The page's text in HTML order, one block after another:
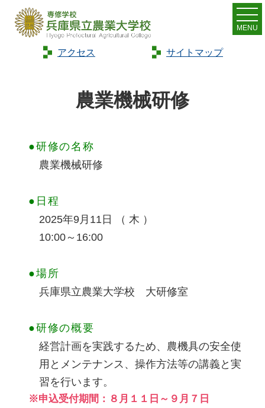
アクセス サイトマップ
MENU
Home> 新規就農者等研修 農業機械研修
農業機械研修
●研修の名称
農業機械研修
●⽇程
2025年9月11日 （ 木 ）
10:00～16:00
●場所
兵庫県立農業大学校 大研修室
●研修の概要
経営計画を実践するため、農機具の安全使
用とメンテナンス、操作方法等の講義と実
習を行います。
※申込受付期間：８月１１日～９月７日